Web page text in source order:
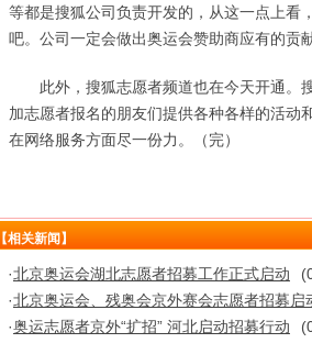
等都是搜狐公司负责开发的，从这一点上看
吧。公司一定会做出奥运会赞助商应有的贡献
此外，搜狐志愿者频道也在今天开通。
加志愿者报名的朋友们提供各种各样的活动
在网络服务方面尽一份力。（完）
【相关新闻】
·北京奥运会湖北志愿者招募工作正式启动
·北京奥运会、残奥会京外赛会志愿者招募启
·奥运志愿者京外“扩招” 河北启动招募行动